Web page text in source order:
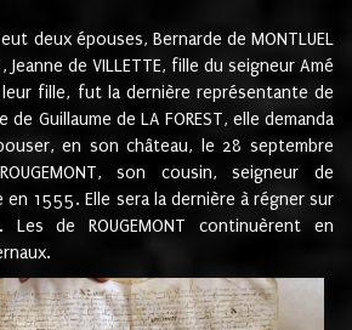
eut deux épouses, Bernarde de MONTLUEL
de VILLETTE, fille du seigneur Amé
fille, fut la dernière représentante de
de Guillaume de LA FOREST, elle demanda
en son château, le 28 septembre
son cousin, seigneur de
en 1555. Elle sera la dernière à régner sur
de ROUGEMONT continuèrent en